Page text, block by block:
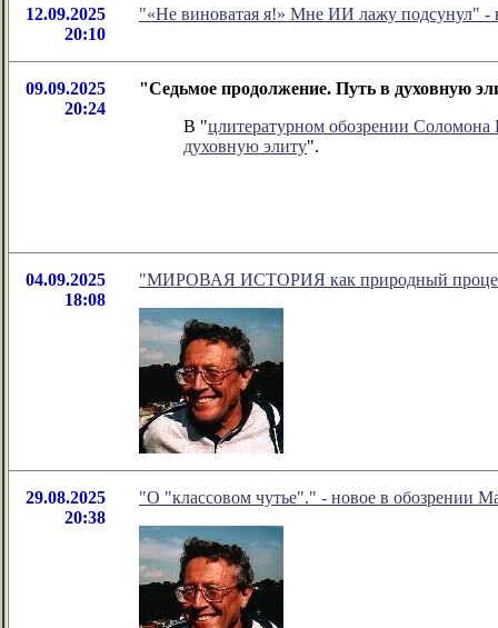
12.09.2025
20:10
"«Не виноватая я!» Мне ИИ лажу подсунул" -
09.09.2025
20:24
"Седьмое продолжение. Путь в духовную
В "цлитературном обозрении
духовную элиту".
04.09.2025
18:08
"МИРОВАЯ ИСТОРИЯ как природный
29.08.2025
20:38
"О "классовом чутье"." - новое в обозрении